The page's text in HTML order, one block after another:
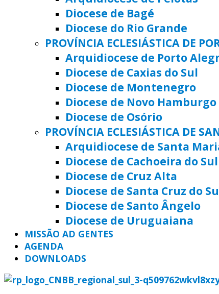
Diocese de Bagé
Diocese do Rio Grande
PROVÍNCIA ECLESIÁSTICA DE
Arquidiocese de Porto
Diocese de Caxias do Sul
Diocese de Montenegro
Diocese de Novo Hamburgo
Diocese de Osório
PROVÍNCIA ECLESIÁSTICA DE
Arquidiocese de Santa
Diocese de Cachoeira do Sul
Diocese de Cruz Alta
Diocese de Santa Cruz do
Diocese de Santo Ângelo
Diocese de Uruguaiana
MISSÃO AD GENTES
AGENDA
DOWNLOADS